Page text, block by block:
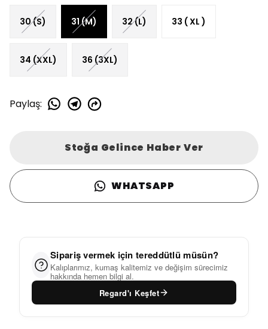
30 (S) 31 (M) 32 (L) 33 ( XL )
34 (XXL) 36 (3XL)
Paylaş:
Stoğa Gelince Haber Ver
WHATSAPP
Sipariş vermek için tereddütlü müsün?
Kalıplarımız, kumaş kalitemiz ve değişim sürecimiz
hakkında hemen bilgi al.
Regard'ı Keşfet